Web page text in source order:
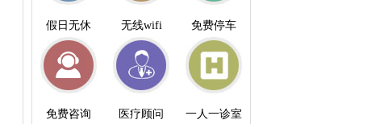
假日无休 无线wifi 免费停车
免费咨询 医疗顾问 一人一诊室